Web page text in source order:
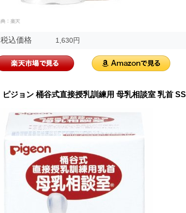
税込価格 1,630円
ピジョン 桶谷式直接授乳訓練用 母乳相談室 乳首 SS